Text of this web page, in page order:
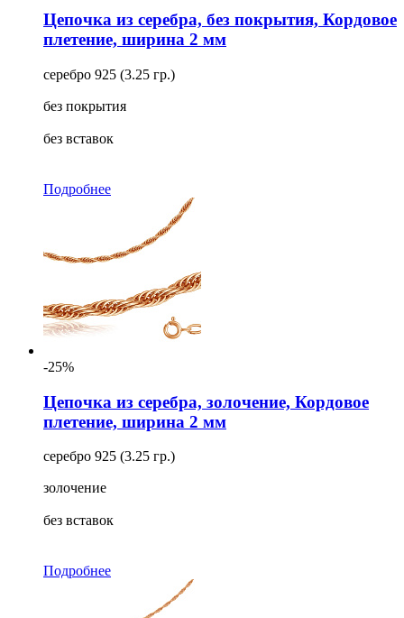
Цепочка из серебра, без покрытия, Кордовое
плетение, ширина 2 мм
серебро 925 (3.25 гр.)
без покрытия
без вставок
Подробнее
-25%
Цепочка из серебра, золочение, Кордовое
плетение, ширина 2 мм
серебро 925 (3.25 гр.)
золочение
без вставок
Подробнее